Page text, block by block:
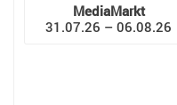
MediaMarkt
31.07.26 – 06.08.26